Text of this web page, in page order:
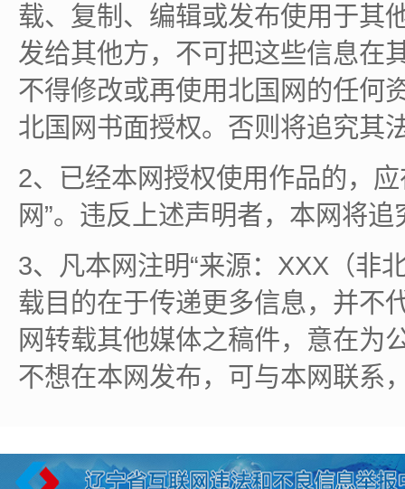
载、复制、编辑或发布使用于其
发给其他方，不可把这些信息在
不得修改或再使用北国网的任何
北国网书面授权。否则将追究其
2、已经本网授权使用作品的，
网”。违反上述声明者，本网将
3、凡本网注明“来源：XXX（非
载目的在于传递更多信息，并不
网转载其他媒体之稿件，意在为
不想在本网发布，可与本网联系